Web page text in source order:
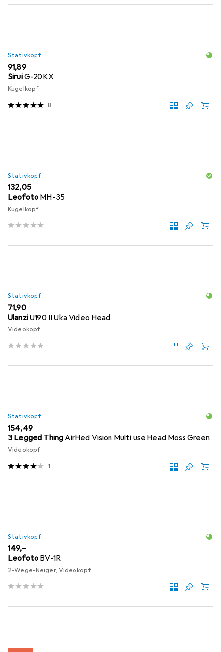
Stativkopf
EUR
91,89
SiruiG-20KX
Kugelkopf
8
Stativkopf
EUR
132,05
Leofoto MH-35
Kugelkopf
Stativkopf
EUR
71,90
UlanziU190 II Uka Video Head
Videokopf
Stativkopf
EUR
154,49
3 Legged ThingAirHed Vision Multi use Head Moss Green
Videokopf
1
Stativkopf
EUR
149,–
Leofoto BV-1R
2-Wege-Neiger, Videokopf